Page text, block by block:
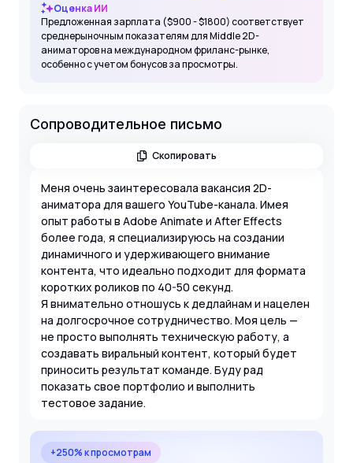
Оценка ИИ
Предложенная зарплата ($900 - $1800) соответствует
среднерыночным показателям для Middle 2D-
аниматоров на международном фриланс-рынке,
особенно с учетом бонусов за просмотры.
Сопроводительное письмо
Скопировать
Меня очень заинтересовала вакансия 2D-
аниматора для вашего YouTube-канала. Имея
опыт работы в Adobe Animate и After Effects
более года, я специализируюсь на создании
динамичного и удерживающего внимание
контента, что идеально подходит для формата
коротких роликов по 40-50 секунд.
Я внимательно отношусь к дедлайнам и нацелен
на долгосрочное сотрудничество. Моя цель —
не просто выполнять техническую работу, а
создавать виральный контент, который будет
приносить результат команде. Буду рад
показать свое портфолио и выполнить
тестовое задание.
+250% к просмотрам